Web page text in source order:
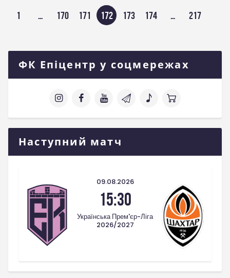
Пагінація
записів
СТОРІНКА
1 … СТОРІНКА
170 СТОРІНКА
171 СТОРІНКА
172 СТОРІНКА
173 СТОРІНКА
174 … 217
ФК Епіцентр у соцмережах
Наступний матч
09.08.2026
15:30
Українська Прем'єр-Ліга
2026/2027